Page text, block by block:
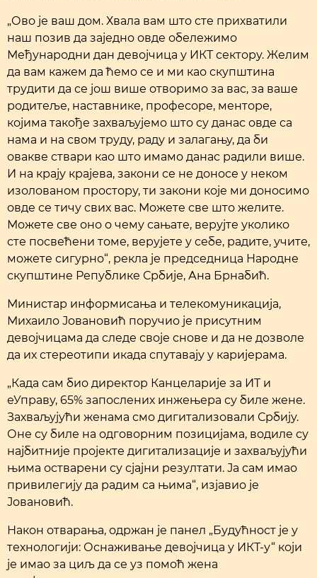
„Ово је ваш дом. Хвала вам што сте прихватили
наш позив да заједно овде обележимо
Међународни дан девојчица у ИКТ сектору. Желим
да вам кажем да ћемо се и ми као скупштина
трудити да се још више отворимо за вас, за ваше
родитеље, наставнике, професоре, менторе,
којима такође захваљујемо што су данас овде са
нама и на свом труду, раду и залагању, да би
овакве ствари као што имамо данас радили више.
И на крају крајева, закони се не доносе у неком
изолованом простору, ти закони које ми доносимо
овде се тичу свих вас. Можете све што желите.
Можете све оно о чему сањате, верујте уколико
сте посвећени томе, верујете у себе, радите, учите,
можете сигурно“, рекла је председница Народне
скупштине Републике Србије, Ана Брнабић.
Министар информисања и телекомуникација,
Михаило Јовановић поручио је присутним
девојчицама да следе своје снове и да не дозволе
да их стереотипи икада спутавају у каријерама.
„Када сам био директор Канцеларије за ИТ и
еУправу, 65% запослених инжењера су биле жене.
Захваљујући женама смо дигитализовали Србију.
Оне су биле на одговорним позицијама, водиле су
најбитније пројекте дигитализације и захваљујући
њима остварени су сјајни резултати. Ја сам имао
привилегију да радим са њима“, изјавио је
Јовановић.
Након отварања, одржан је панел „Будућност је у
технологији: Оснаживање девојчица у ИКТ-у“ који
је имао за циљ да се уз помоћ жена